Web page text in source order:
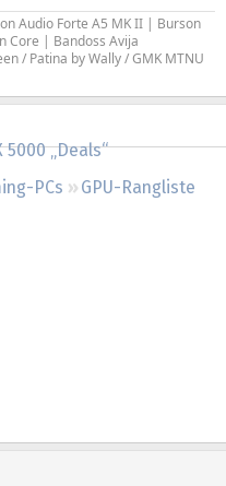
5000 „Deals“
PCs
GPU-Rangliste
Audio Forte A5 MK II | Burson
Core | Bandoss Avija
/ Patina by Wally / GMK MTNU